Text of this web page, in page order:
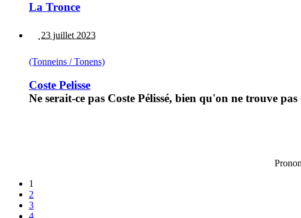
La Tronce
23 juillet 2023
(Tonneins / Tonens)
Coste Pelisse
Ne serait-ce pas Coste Pélissé, bien qu'on ne trouve
1
2
3